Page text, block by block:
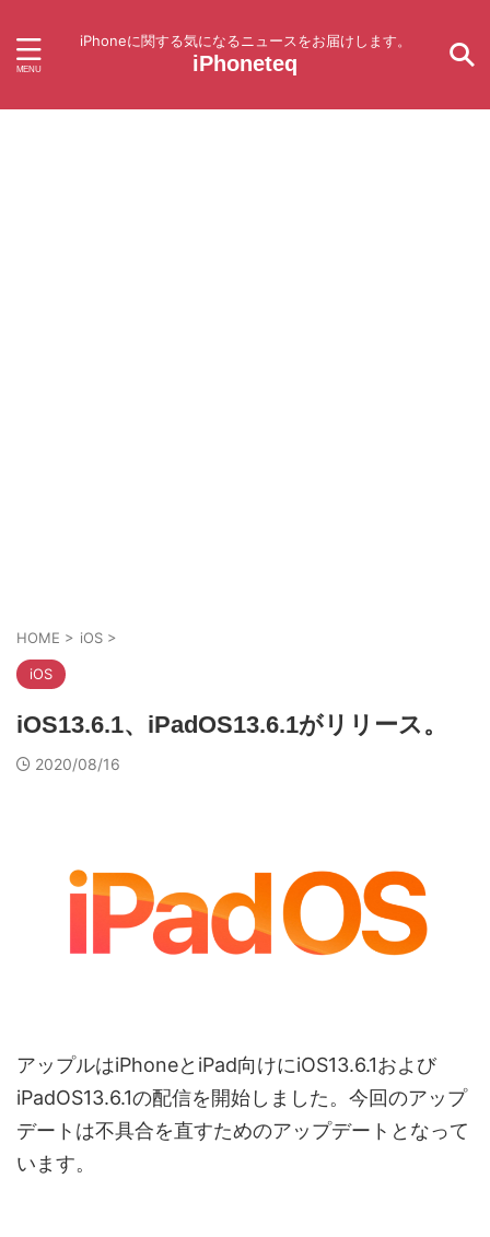
iPhoneに関する気になるニュースをお届けします。
iPhoneteq
HOME > iOS >
iOS
iOS13.6.1、iPadOS13.6.1がリリース。
2020/08/16
アップルはiPhoneとiPad向けにiOS13.6.1および
iPadOS13.6.1の配信を開始しました。今回のアップ
デートは不具合を直すためのアップデートとなって
います。